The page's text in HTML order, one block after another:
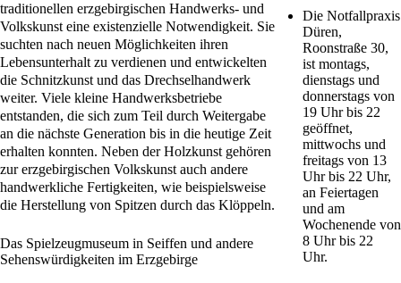
traditionellen erzgebirgischen Handwerks- und
Volkskunst eine existenzielle Notwendigkeit. Sie
suchten nach neuen Möglichkeiten ihren
Lebensunterhalt zu verdienen und entwickelten
die Schnitzkunst und das Drechselhandwerk
weiter. Viele kleine Handwerksbetriebe
entstanden, die sich zum Teil durch Weitergabe
an die nächste Generation bis in die heutige Zeit
erhalten konnten. Neben der Holzkunst gehören
zur erzgebirgischen Volkskunst auch andere
handwerkliche Fertigkeiten, wie beispielsweise
die Herstellung von Spitzen durch das Klöppeln.
Das Spielzeugmuseum in Seiffen und andere
Sehenswürdigkeiten im Erzgebirge
Die Notfallpraxis
Düren,
Roonstraße 30,
ist montags,
dienstags und
donnerstags von
19 Uhr bis 22
geöffnet,
mittwochs und
freitags von 13
Uhr bis 22 Uhr,
an Feiertagen
und am
Wochenende von
8 Uhr bis 22
Uhr.